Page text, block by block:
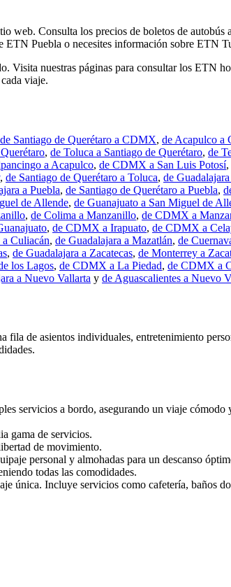
web. Consulta los precios de boletos de
Puebla o necesites información sobre ETN
nuestras páginas para consultar los ETN
viaje.
de Santiago de Querétaro a CDMX, de Acapulco a
, de Toluca a Santiago de Querétaro, de
a Acapulco, de CDMX a San Luis Potosí,
, de Santiago de Querétaro a Toluca, de
a Puebla, de Santiago de Querétaro a Puebla,
de Allende, de Guanajuato a San Miguel de
, de Colima a Manzanillo, de CDMX a
, de CDMX a Irapuato, de CDMX a
Culiacán, de Guadalajara a Mazatlán, de
, de Guadalajara a Zacatecas, de Monterrey a
los Lagos, de CDMX a La Piedad, de CDMX a
a Nuevo Vallarta y de Aguascalientes a Nuevo
de asientos individuales, entretenimiento
servicios a bordo, asegurando un viaje
gama de servicios.
de movimiento.
personal y almohadas para un descanso
todas las comodidades.
única. Incluye servicios como cafetería, baños